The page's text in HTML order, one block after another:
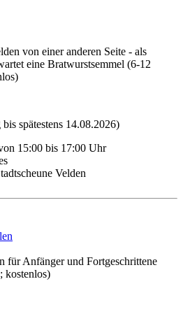
von einer anderen Seite - als
eine Bratwurstsemmel (6-12
spätestens 14.08.2026)
15:00 bis 17:00 Uhr
Velden
für Anfänger und Fortgeschrittene
kostenlos)